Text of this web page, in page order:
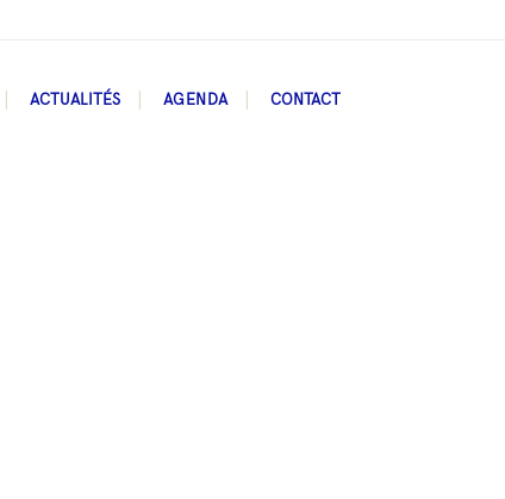
ACTUALITÉS AGENDA CONTACT